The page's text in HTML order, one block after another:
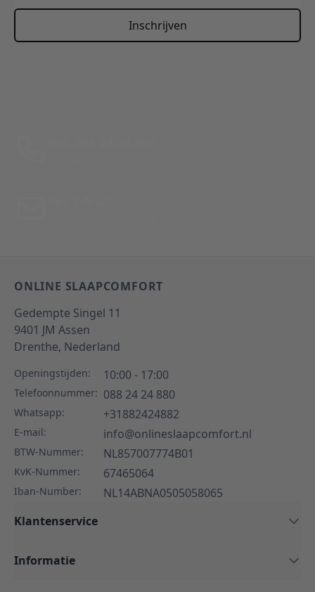
Inschrijven
ONLINE SLAAPCOMFORT
Gedempte Singel 11
9401 JM Assen
Drenthe, Nederland
Openingstijden: 10:00 - 17:00
Telefoonnummer: 088 24 24 880
Whatsapp: +31882424882
E-mail: info@onlineslaapcomfort.nl
BTW-Nummer: NL857007774B01
KvK-Nummer: 67465064
Iban-Number:
NL14ABNA0505058065
Klantenservice
Informatie